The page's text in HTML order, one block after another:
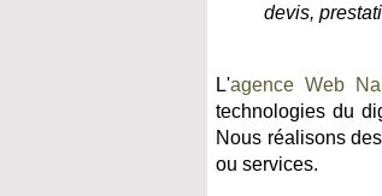
devis,
L'agence Web
technologies du
Nous réalisons
ou services.